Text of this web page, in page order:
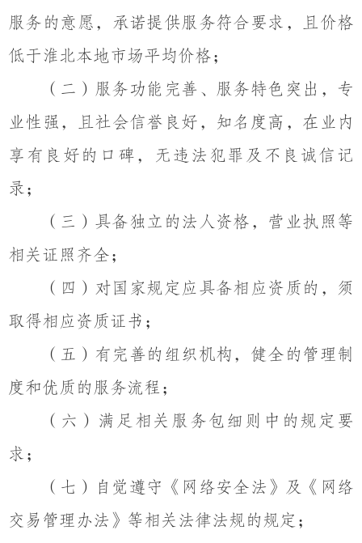
服务的意愿，承诺提供服务符合要求，且价格
低于淮北本地市场平均价格；
（二）服务功能完善、服务特色突出，专
业性强，且社会信誉良好，知名度高，在业内
享有良好的口碑，无违法犯罪及不良诚信记
录；
（三）具备独立的法人资格，营业执照等
相关证照齐全；
（四）对国家规定应具备相应资质的，须
取得相应资质证书；
（五）有完善的组织机构，健全的管理制
度和优质的服务流程；
（六）满足相关服务包细则中的规定要
求；
（七）自觉遵守《网络安全法》及《网络
交易管理办法》等相关法律法规的规定；